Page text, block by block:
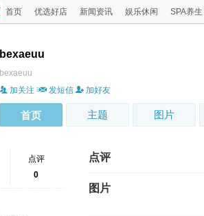
首页 优选好店 新闻资讯 娱乐休闲 SPA养生
bexaeuu
bexaeuu
加关注
发短信 加好友
首页 主题 图片
点评
0
点评
图片